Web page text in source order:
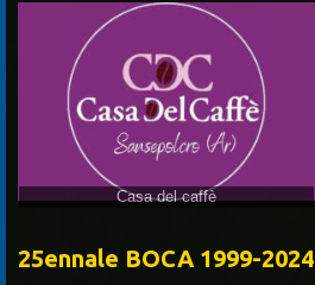
25ennale BOCA 1999-2024